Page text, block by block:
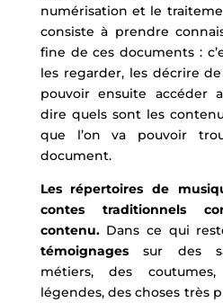
numérisation et le
consiste à prendre
fine de ces documents :
les regarder, les décrire
pouvoir ensuite accéder
dire quels sont les
que l’on va pouvoir
document.
Les répertoires de
contes traditionnels
contenu.Dans ce qui
témoignagessur des
métiers, des
légendes, des choses très